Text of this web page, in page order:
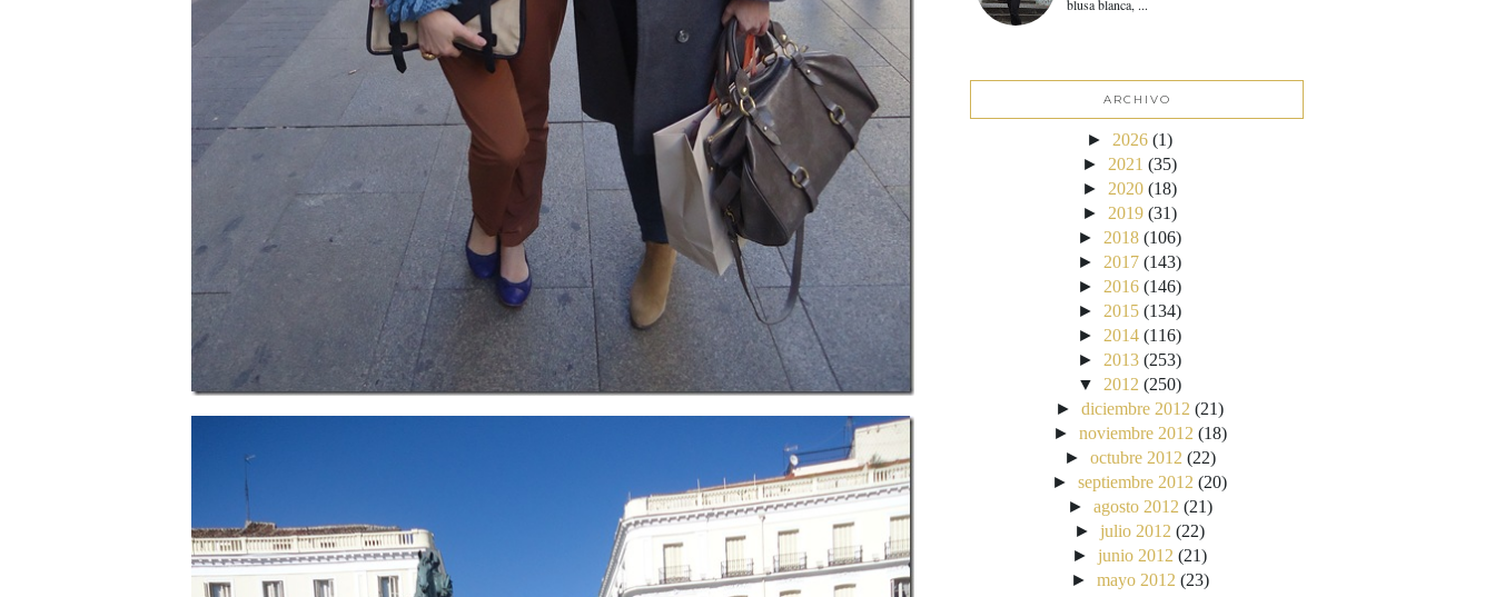
blusa blanca, ...
ARCHIVO
► 2026 (1)
► 2021 (35)
► 2020 (18)
► 2019 (31)
► 2018 (106)
► 2017 (143)
► 2016 (146)
► 2015 (134)
► 2014 (116)
► 2013 (253)
▼ 2012 (250)
►diciembre 2012 (21)
► noviembre 2012 (18)
► octubre 2012 (22)
►septiembre 2012 (20)
► agosto 2012 (21)
►julio 2012 (22)
►junio 2012 (21)
► mayo 2012 (23)